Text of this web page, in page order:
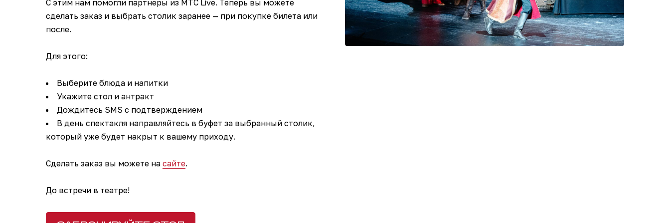
С этим нам помогли партнеры из МТС Live. Теперь вы можете
сделать заказ и выбрать столик заранее — при покупке билета или
после.
Для этого:
Выберите блюда и напитки
Укажите стол и антракт
Дождитесь SMS с подтверждением
В день спектакля направляйтесь в буфет за выбранный столик,
который уже будет накрыт к вашему приходу.
Сделать заказ вы можете на сайте.
До встречи в театре!